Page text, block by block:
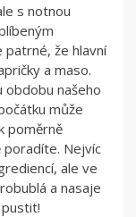
s notnou
patrné, že hlavní
a maso.
obdobu našeho
může
poměrně
poradíte. Nejvíc
ale ve
a nasaje